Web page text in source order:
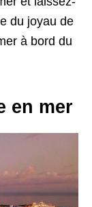
du joyau de
à bord du
en mer